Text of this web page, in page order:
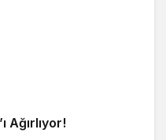
Ağırlıyor!